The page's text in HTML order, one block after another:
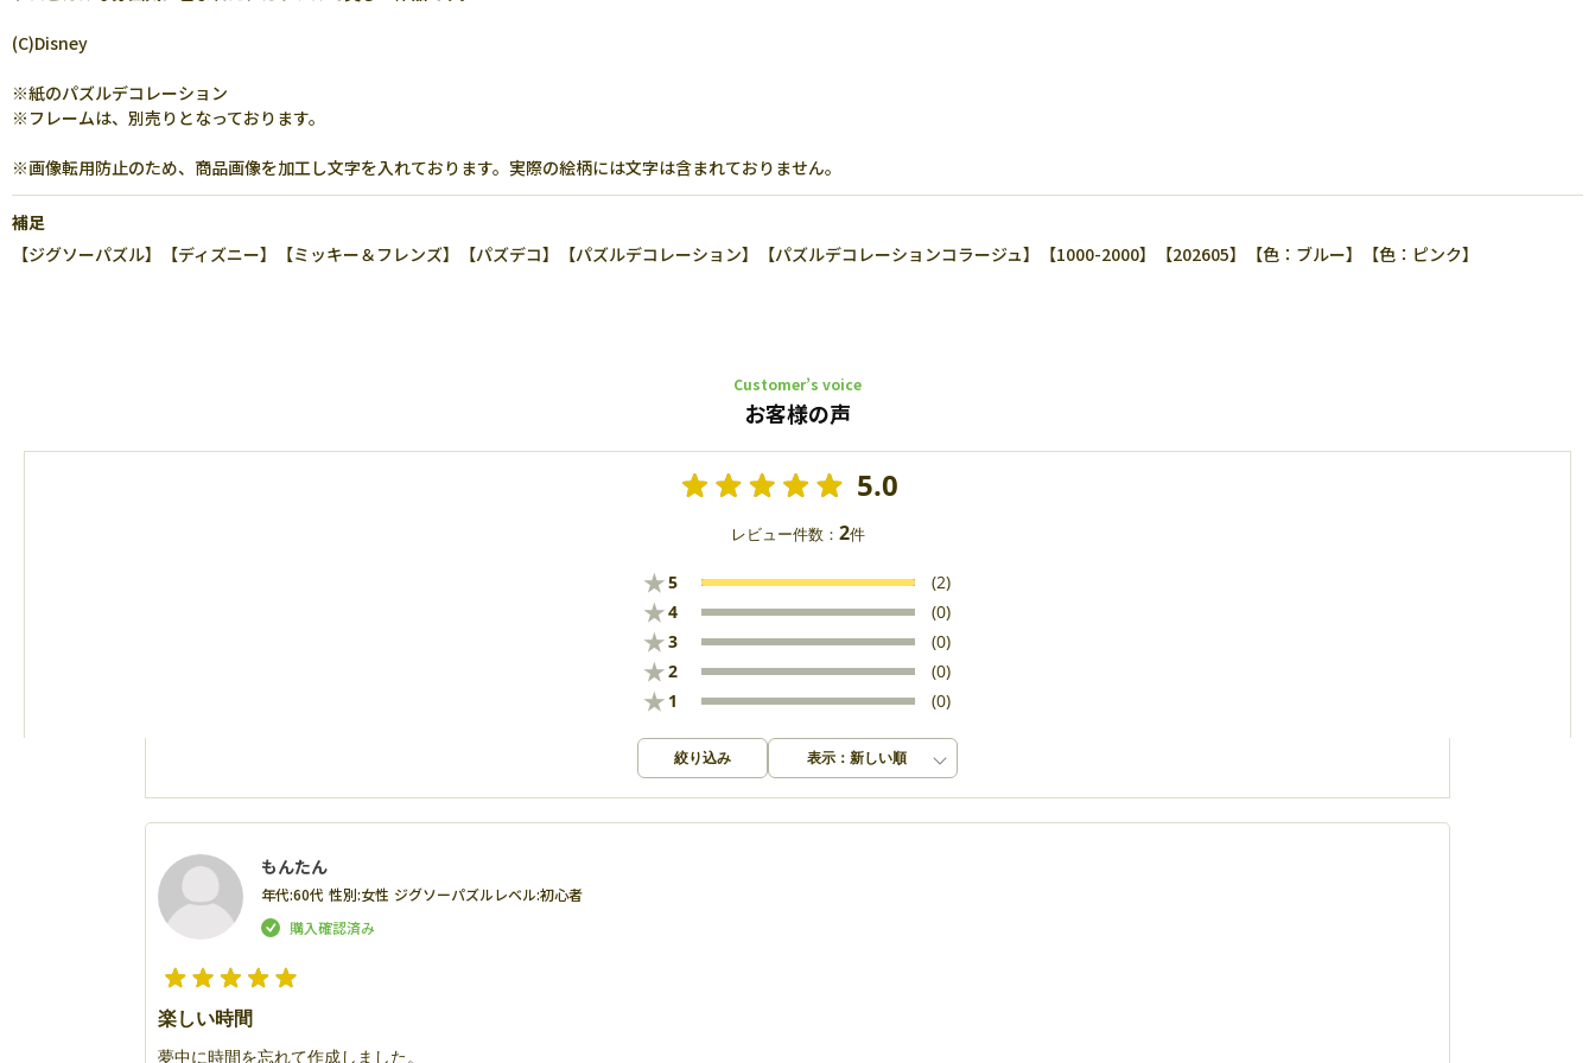
(C)Disney
※紙のパズルデコレーション
※フレームは、別売りとなっております。
※画像転用防止のため、商品画像を加工し文字を入れております。実際の絵柄には文字は含まれておりません。
補足
【ジグソーパズル】【ディズニー】【ミッキー＆フレンズ】【パズデコ】【パズルデコレーション】【パズルデコレーションコラージュ】【1000-2000】【202605】【色：ブルー】【色：ピンク】
Customer’s voice
お客様の声
5.0
レビュー件数： 2件
★5 (2)
★4 (0)
★3 (0)
★2 (0)
★ 1 (0)
絞り込み 表示：新しい順
もんたん
年代:60代 性別:女性 ジグソーパズルレベル:初心者
楽しい時間
夢中に時間を忘れて作成しました。